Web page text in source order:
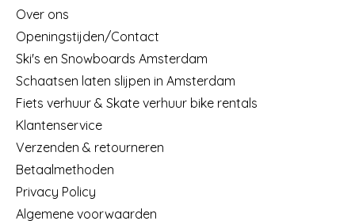
Over ons
Openingstijden/Contact
Ski's en Snowboards Amsterdam
Schaatsen laten slijpen in Amsterdam
Fiets verhuur & Skate verhuur bike rentals
Klantenservice
Verzenden & retourneren
Betaalmethoden
Privacy Policy
Algemene voorwaarden